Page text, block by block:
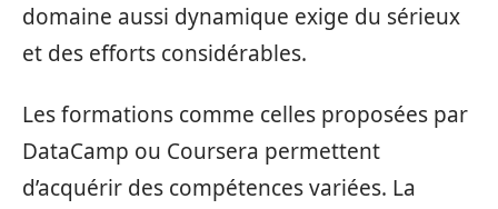
domaine aussi dynamique exige du sérieux
et des efforts considérables.
Les formations comme celles proposées par
DataCamp ou Coursera permettent
d’acquérir des compétences variées. La